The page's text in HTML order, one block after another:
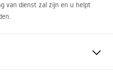
van dienst zal zijn en u helpt